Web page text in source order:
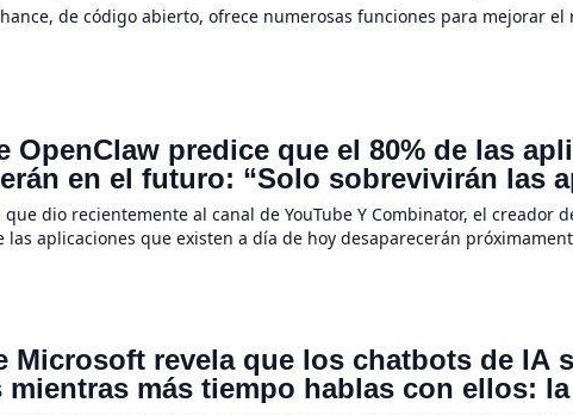
de código abierto, ofrece numerosas funciones para mejorar
OpenClaw predice que el 80% de las
en el futuro: “Solo sobrevivirán las
o conexiones especiales a
dio recientemente al canal de YouTube Y Combinator, el creador
las aplicaciones que existen a día de hoy desaparecerán
completo”, declaró Steinberger, quien asegura que la revolución de
Microsoft revela que los chatbots de IA
mientras más tiempo hablas con ellos: